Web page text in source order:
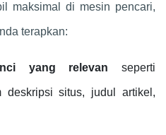
maksimal di mesin pencari,
terapkan:
yang relevan seperti
deskripsi situs, judul artikel,